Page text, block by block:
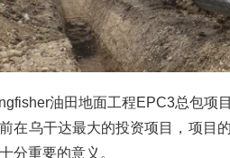
油田地面工程EPC3总包项
在乌干达最大的投资项目，项目
分重要的意义。